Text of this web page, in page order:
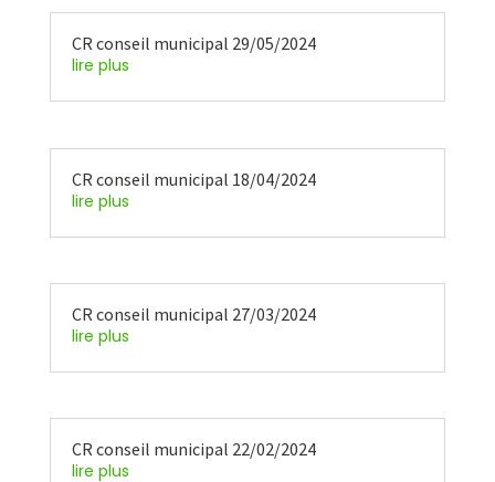
CR conseil municipal 29/05/2024
lire plus
CR conseil municipal 18/04/2024
lire plus
CR conseil municipal 27/03/2024
lire plus
CR conseil municipal 22/02/2024
lire plus